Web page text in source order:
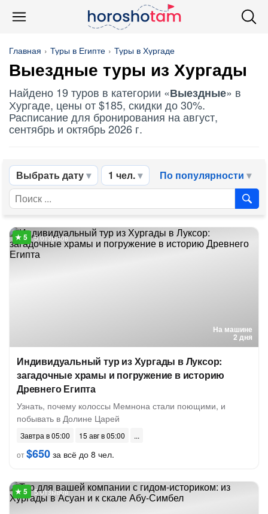
Главная Туры в Египте Туры в Хургаде
Выездные туры из Хургады
Найдено 19 туров в категории «Выездные» в
Хургаде, цены от $185, скидки до 30%.
Расписание для бронирования на август,
сентябрь и октябрь 2026 г.
Выбрать дату 1 чел. По популярности
На машине
2 дня
5 отзывов
Индивидуальный тур из Хургады в Луксор:
загадочные храмы и погружение в историю
Древнего Египта
Узнать, почему колоссы Мемнона стали поющими, и
побывать в Долине Царей
Завтра в 05:00
15 авг в 05:00
от$650 за всё до 8 чел.
5 отзывов